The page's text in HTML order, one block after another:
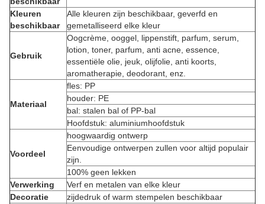
Kleuren
beschikbaar
Alle kleuren zijn beschikbaar, geverfd en
gemetalliseerd elke kleur
Gebruik
Oogcrème, ooggel, lippenstift, parfum, serum,
lotion, toner, parfum, anti acne, essence,
essentiële olie, jeuk, olijfolie, anti koorts,
aromatherapie, deodorant, enz.
Materiaal
fles: PP
houder: PE
bal: stalen bal of PP-bal
Hoofdstuk: aluminiumhoofdstuk
Voordeel
hoogwaardig ontwerp
Eenvoudige ontwerpen zullen voor altijd populair
zijn.
100% geen lekken
Verwerking
Verf en metalen van elke kleur
Decoratie
zijdedruk of warm stempelen beschikbaar